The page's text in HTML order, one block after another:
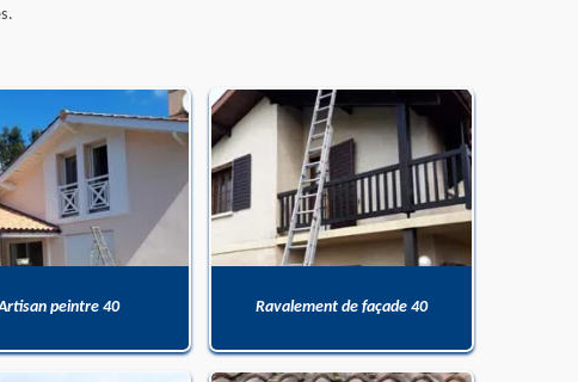
peintre 40 Ravalement de façade 40